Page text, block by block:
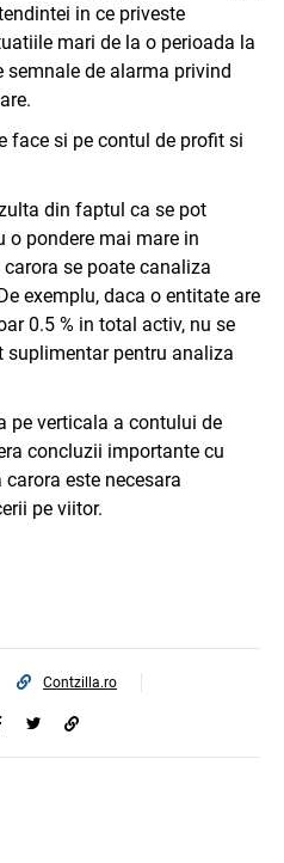
in ce priveste
mari de la o perioada la
de alarma privind
face si pe contul de profit si
din faptul ca se pot
o pondere mai mare in
se poate canaliza
exemplu, daca o entitate are
0.5 % in total activ, nu se
pentru analiza
pe verticala a contului de
concluzii importante cu
este necesara
pe viitor.
Contzilla.ro